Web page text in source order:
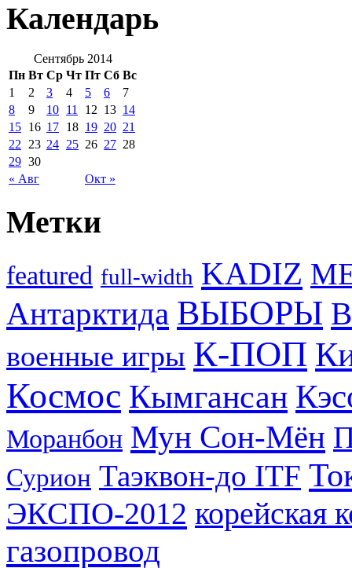
Календарь
Сентябрь 2014
Пн Вт Ср Чт Пт Сб Вс
« Авг Окт »
1 2 3 4 5 6
7
8
9 10 11 12 13 14
15 16 17 18 19 20 21
22
23 24 25 26 27 28
29 30
Метки
featured full-width KADIZ
Антарктида ВЫБОРЫ
военные игры К-ПОП
Космос Кымгансан
Моранбон Мун Сон-Мён
Сурион Таэквон-до ITF
ЭКСПО-2012 корейская
газопровод